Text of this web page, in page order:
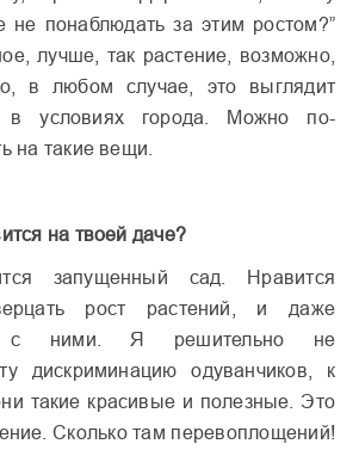
понаблюдать за этим ростом?”
лучше, так растение, возможно,
в любом случае, это выглядит
в условиях города. Можно по-
на такие вещи.
на твоей даче?
запущенный сад. Нравится
рост растений, и даже
с ними. Я решительно не
дискриминацию одуванчиков, к
такие красивые и полезные. Это
Сколько там перевоплощений!